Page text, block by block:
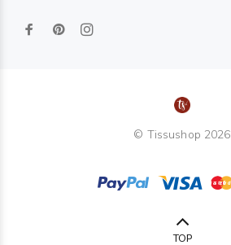
© Tissushop 2026
TOP